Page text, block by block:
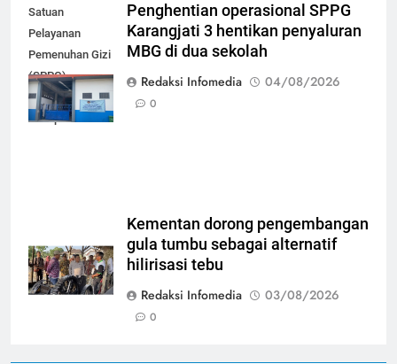
Satuan
Pelayanan
Pemenuhan Gizi
(SPPG)
Karangjati 3 di
Kabupaten Blora
Penghentian operasional SPPG
Karangjati 3 hentikan penyaluran
MBG di dua sekolah
Redaksi Infomedia
04/08/2026
0
Kementan dorong pengembangan
gula tumbu sebagai alternatif
hilirisasi tebu
Redaksi Infomedia
03/08/2026
0